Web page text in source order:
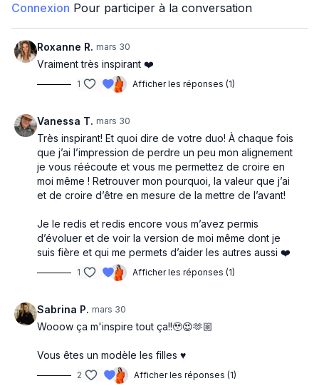
Connexion Pour participer à la conversation
Roxanne R. mars 30
Vraiment très inspirant ❤️
1 Afficher les réponses (1)
Vanessa T. mars 30
Très inspirant! Et quoi dire de votre duo! À chaque fois
que j’ai l’impression de perdre un peu mon alignement
je vous réécoute et vous me permettez de croire en
moi même ! Retrouver mon pourquoi, la valeur que j’ai
et de croire d’être en mesure de la mettre de l’avant!
Je le redis et redis encore vous m’avez permis
d’évoluer et de voir la version de moi même dont je
suis fière et qui me permets d’aider les autres aussi ❤️
1 Afficher les réponses (1)
Sabrina P. mars 30
Wooow ça m'inspire tout ça!!🥹😍🫶🏼
Vous êtes un modèle les filles ♥️
2 Afficher les réponses (1)